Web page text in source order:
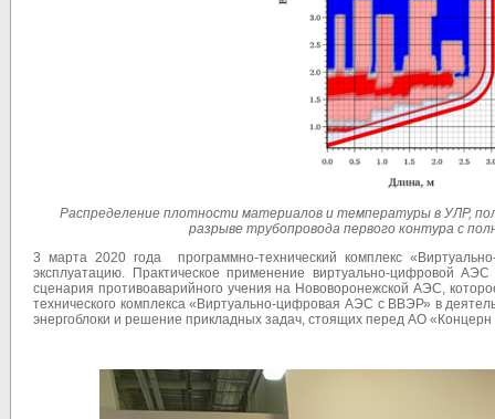
Распределение плотности материалов и температуры в УЛР,
разрыве трубопровода первого контура с
3 марта 2020 года программно-технический комплекс
эксплуатацию. Практическое применение виртуально-цифровой
сценария противоаварийного учения на Нововоронежской АЭС,
технического комплекса «Виртуально-цифровая АЭС с ВВЭР» в
энергоблоки и решение прикладных задач, стоящих перед АО «Концерн